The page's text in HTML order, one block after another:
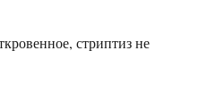
стриптиз не